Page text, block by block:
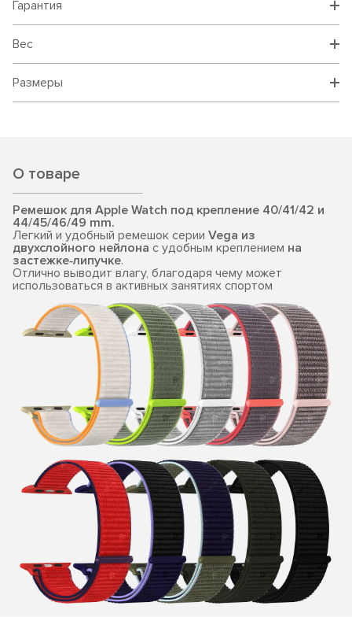
Гарантия
Вес
Размеры
О товаре
Ремешок для Apple Watch под крепление 40/41/42 и
44/45/46/49 mm.
Легкий и удобный ремешок серии Vega из
двухслойного нейлона с удобным креплением на
застежке‐липучке.
Отлично выводит влагу, благодаря чему может
использоваться в активных занятиях спортом